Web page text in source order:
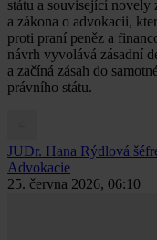
státu a související novely
a zákona o advokacii,
proti praní peněz a
návrh vyvolává zásadní
a začíná zásah do
právního státu.
JUDr. Hana Rýdlová
Advokacie
25. června 2026, 06:10